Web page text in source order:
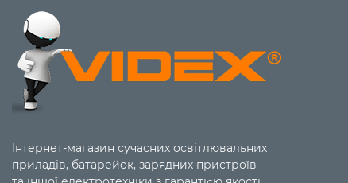
Інтернет-магазин сучасних освітлювальних
приладів, батарейок, зарядних пристроїв